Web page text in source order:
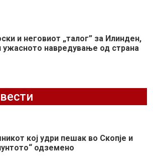
и неговиот „талог” за Илинден,
навредување од страна
кој удри пешак во Скопје и
одземено